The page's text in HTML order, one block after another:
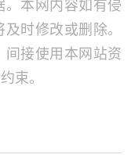
。本网内容如有侵
时修改或删除。
间接使用本网站资
束。